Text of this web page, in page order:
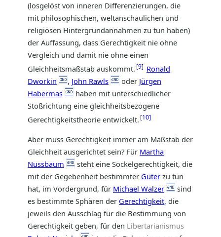
(losgelöst von inneren Differenzierungen, die
mit philosophischen, weltanschaulichen und
religiösen Hintergrundannahmen zu tun haben)
der Auffassung, dass Gerechtigkeit nie ohne
Vergleich und damit nie ohne einen
Gleichheitsmaßstab auskommt. 9
Ronald
Dworkin
, John Rawls oder Jürgen
Habermas
haben mit unterschiedlicher
Stoßrichtung eine gleichheitsbezogene
Gerechtigkeitstheorie entwickelt. 10
Aber muss Gerechtigkeit immer am Maßstab der
Gleichheit ausgerichtet sein? Für Martha
Nussbaum
steht eine Sockelgerechtigkeit, die
mit der Gegebenheit bestimmter Güter zu tun
hat, im Vordergrund, für Michael Walzer
sind
es bestimmte Sphären der Gerechtigkeit, die
jeweils den Ausschlag für die Bestimmung von
Gerechtigkeit geben, für den Libertarianismus